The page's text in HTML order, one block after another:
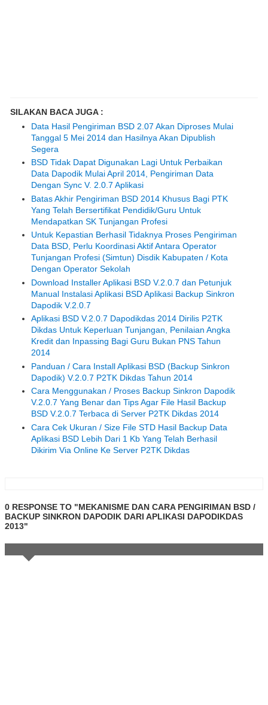
SILAKAN BACA JUGA :
Data Hasil Pengiriman BSD 2.07 Akan Diproses Mulai
Tanggal 5 Mei 2014 dan Hasilnya Akan Dipublish
Segera
BSD Tidak Dapat Digunakan Lagi Untuk Perbaikan
Data Dapodik Mulai April 2014, Pengiriman Data
Dengan Sync V. 2.0.7 Aplikasi
Batas Akhir Pengiriman BSD 2014 Khusus Bagi PTK
Yang Telah Bersertifikat Pendidik/Guru Untuk
Mendapatkan SK Tunjangan Profesi
Untuk Kepastian Berhasil Tidaknya Proses Pengiriman
Data BSD, Perlu Koordinasi Aktif Antara Operator
Tunjangan Profesi (Simtun) Disdik Kabupaten / Kota
Dengan Operator Sekolah
Download Installer Aplikasi BSD V.2.0.7 dan Petunjuk
Manual Instalasi Aplikasi BSD Aplikasi Backup Sinkron
Dapodik V.2.0.7
Aplikasi BSD V.2.0.7 Dapodikdas 2014 Dirilis P2TK
Dikdas Untuk Keperluan Tunjangan, Penilaian Angka
Kredit dan Inpassing Bagi Guru Bukan PNS Tahun
2014
Panduan / Cara Install Aplikasi BSD (Backup Sinkron
Dapodik) V.2.0.7 P2TK Dikdas Tahun 2014
Cara Menggunakan / Proses Backup Sinkron Dapodik
V.2.0.7 Yang Benar dan Tips Agar File Hasil Backup
BSD V.2.0.7 Terbaca di Server P2TK Dikdas 2014
Cara Cek Ukuran / Size File STD Hasil Backup Data
Aplikasi BSD Lebih Dari 1 Kb Yang Telah Berhasil
Dikirim Via Online Ke Server P2TK Dikdas
0 RESPONSE TO "MEKANISME DAN CARA PENGIRIMAN BSD /
BACKUP SINKRON DAPODIK DARI APLIKASI DAPODIKDAS
2013"